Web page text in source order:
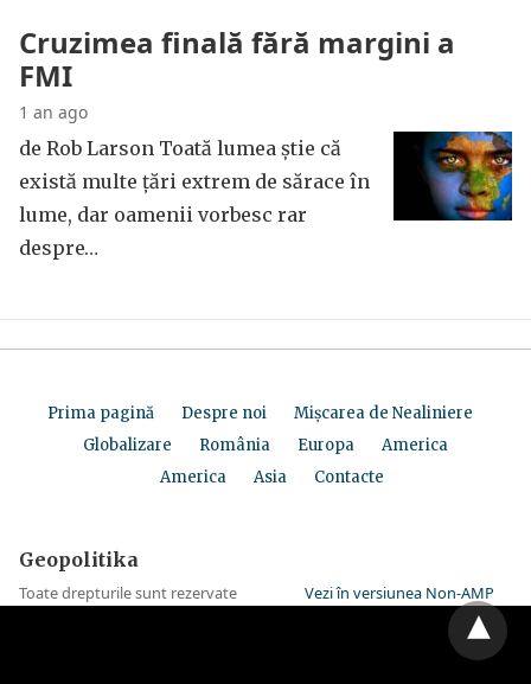
Cruzimea finală fără margini a
FMI
1 an ago
de Rob Larson Toată lumea știe că
există multe țări extrem de sărace în
lume, dar oamenii vorbesc rar
despre…
Prima pagină Despre noi
Mișcarea de Nealiniere
Globalizare
România Europa
America
America
Asia Contacte
Geopolitika
Toate drepturile sunt rezervate Vezi în versiunea Non-AMP